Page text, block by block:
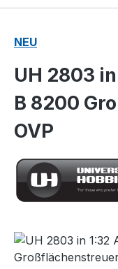
NEU
UH 2803
B 8200
OVP
Bildergalerie